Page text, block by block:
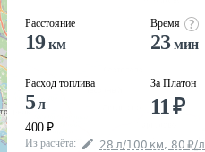
Расстояние
19км
Расход топлива
5 л
400 ₽
Время
23мин
За Платон
11₽
Из расчёта: 28 л/100 км, 80 ₽/л